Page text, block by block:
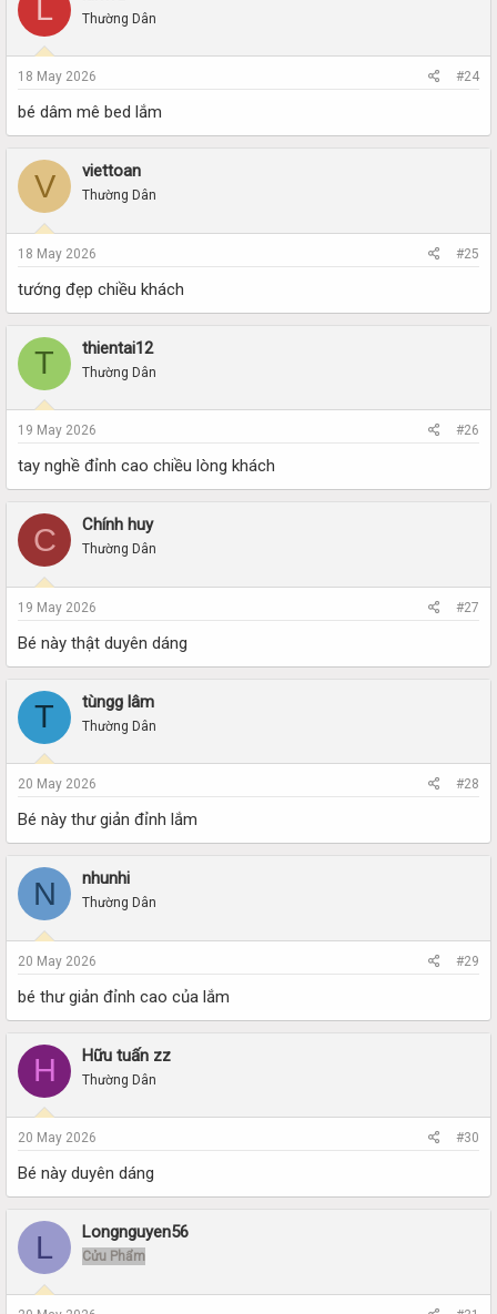
L Thường Dân
18 May 2026 #24
bé dâm mê bed lắm
V viettoan
Thường Dân
18 May 2026 #25
tướng đẹp chiều khách
T thientai12
Thường Dân
19 May 2026 #26
tay nghề đỉnh cao chiều lòng khách
C Chính huy
Thường Dân
19 May 2026 #27
Bé này thật duyên dáng
T tùngg lâm
Thường Dân
20 May 2026 #28
Bé này thư giản đỉnh lắm
N nhunhi
Thường Dân
20 May 2026 #29
bé thư giản đỉnh cao của lắm
H Hữu tuấn zz
Thường Dân
20 May 2026 #30
Bé này duyên dáng
L Longnguyen56
Cửu Phẩm